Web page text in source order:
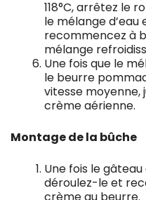
118°C, arrêtez le
le mélange d’eau
recommencez à
mélange
Une fois que le
le beurre
vitesse moyenne,
crème aérienne.
Montage de la bûche
Une fois le
déroulez-le et
crème au beurre.